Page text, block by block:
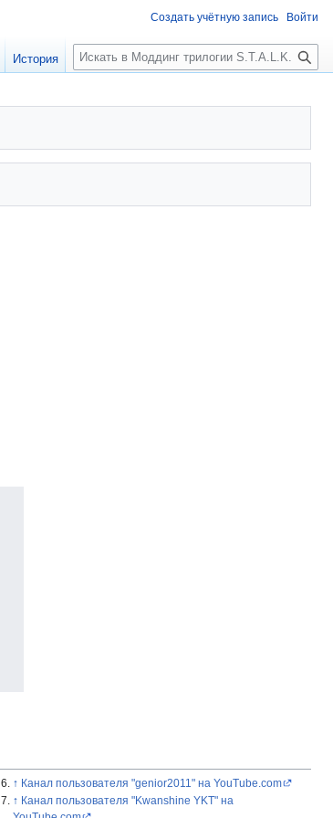
↑ Канал пользователя "genior2011" на YouTube.com
↑ Канал пользователя "Kwanshine YKT" на
Создать учётную запись Войти
История
П
о
с